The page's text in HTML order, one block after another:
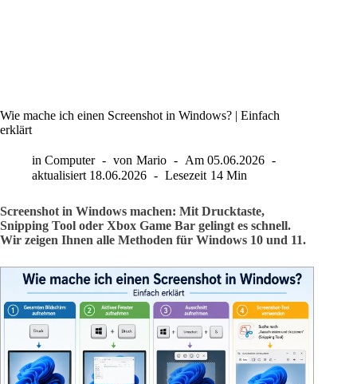
Wie mache ich einen Screenshot in Windows? | Einfach
erklärt
in Computer von Mario Am 05.06.2026
aktualisiert 18.06.2026 Lesezeit 14 Min
Screenshot in Windows machen: Mit Drucktaste,
Snipping Tool oder Xbox Game Bar gelingt es schnell.
Wir zeigen Ihnen alle Methoden für Windows 10 und 11.